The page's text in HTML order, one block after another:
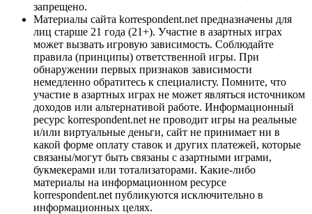
запрещено.
Материалы сайта korrespondent.net предназначены для
лиц старше 21 года (21+). Участие в азартных играх
может вызвать игровую зависимость. Соблюдайте
правила (принципы) ответственной игры. При
обнаружении первых признаков зависимости
немедленно обратитесь к специалисту. Помните, что
участие в азартных играх не может являться источником
доходов или альтернативой работе. Информационный
ресурс korrespondent.net не проводит игры на реальные
и/или виртуальные деньги, сайт не принимает ни в
какой форме оплату ставок и других платежей, которые
связаны/могут быть связаны с азартными играми,
букмекерами или тотализаторами. Какие-либо
материалы на информационном ресурсе
korrespondent.net публикуются исключительно в
информационных целях.